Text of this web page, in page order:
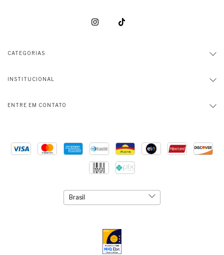
CATEGORIAS
INSTITUCIONAL
ENTRE EM CONTATO